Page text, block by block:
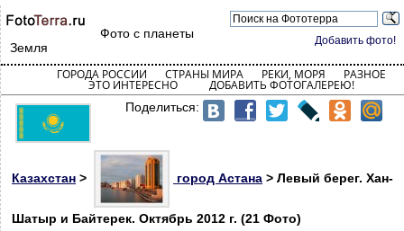
Добавить фото!
Фото с планеты
Земля
ГОРОДА РОССИИ СТРАНЫ МИРА РЕКИ, МОРЯ РАЗНОЕ
ЭТО ИНТЕРЕСНО ДОБАВИТЬ ФОТОГАЛЕРЕЮ!
Поделиться:
Казахстан > город Астана > Левый берег. Хан-
Шатыр и Байтерек. Октябрь 2012 г. (21 Фото)